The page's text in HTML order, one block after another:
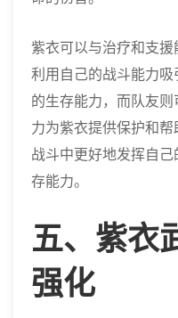
紫衣可以与治疗和支
利用自己的战斗能力
的生存能力，而队友
力为紫衣提供保护和
战斗中更好地发挥自
存能力。
五、紫衣
强化